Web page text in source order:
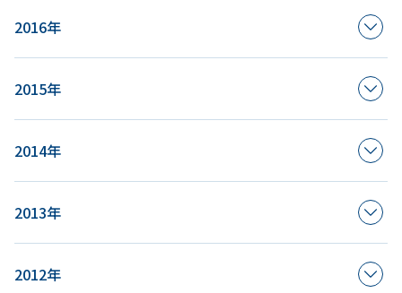
2016年
2015年
2014年
2013年
2012年